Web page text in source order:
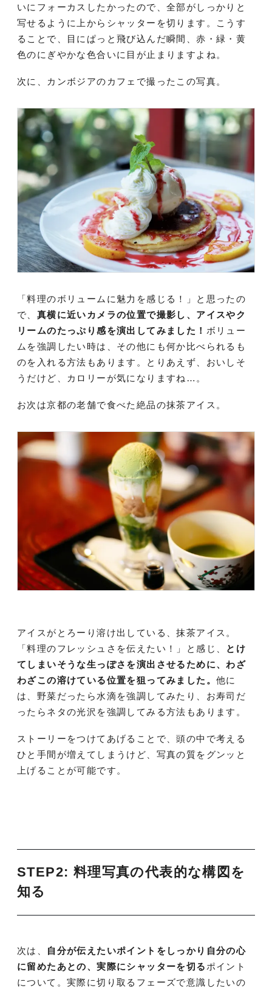
いにフォーカスしたかったので、全部がしっかりと
写せるように上からシャッターを切ります。こうす
ることで、目にぱっと飛び込んだ瞬間、赤・緑・黄
色のにぎやかな色合いに目が止まりますよね。
次に、カンボジアのカフェで撮ったこの写真。
「料理のボリュームに魅力を感じる！」と思ったの
で、 真横に近いカメラの位置で撮影し、アイスやク
リームのたっぷり感を演出してみました！ ボリュー
ムを強調したい時は、その他にも何か比べられるも
のを入れる方法もあります。とりあえず、おいしそ
うだけど、カロリーが気になりますね…。
お次は京都の老舗で食べた絶品の抹茶アイス。
アイスがとろーり溶け出している、抹茶アイス。
「料理のフレッシュさを伝えたい！」と感じ、 とけ
てしまいそうな生っぽさを演出させるために、わざ
わざこの溶けている位置を狙ってみました。 他に
は、野菜だったら水滴を強調してみたり、お寿司だ
ったらネタの光沢を強調してみる方法もあります。
ストーリーをつけてあげることで、頭の中で考える
ひと手間が増えてしまうけど、写真の質をグンッと
上げることが可能です。
STEP2: 料理写真の代表的な構図を
知る
次は、
自分が伝えたいポイントをしっかり自分の心
に留めたあとの、実際にシャッターを切る ポイント
について。実際に切り取るフェーズで意識したいの